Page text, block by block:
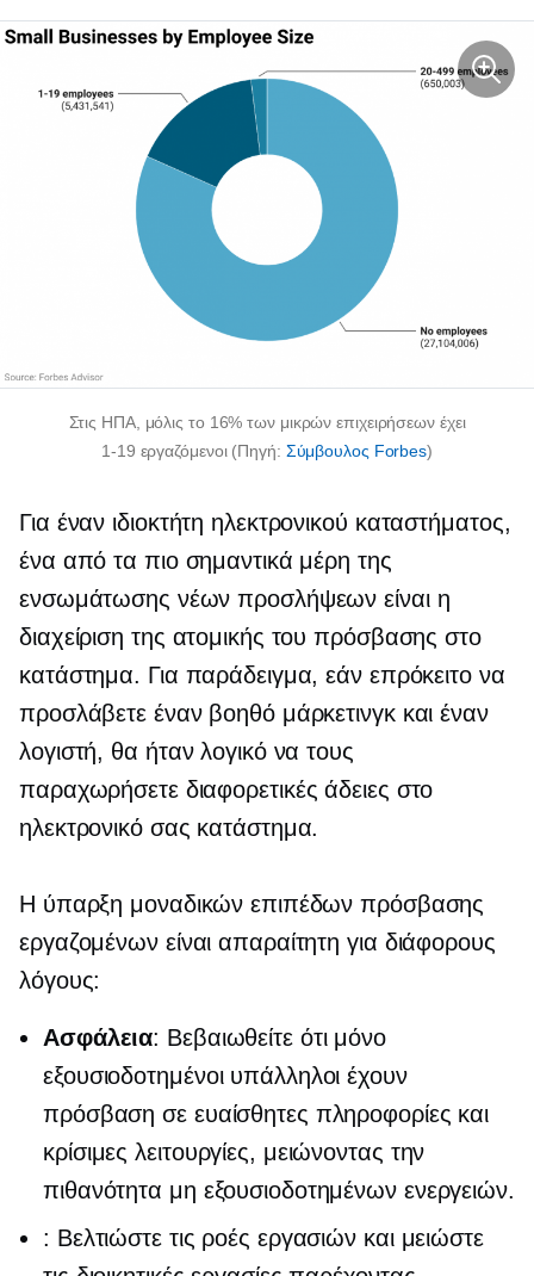
Στις ΗΠΑ, μόλις το 16% των μικρών επιχειρήσεων έχει
1-19 εργαζόμενοι (Πηγή: Σύμβουλος Forbes)
Για έναν ιδιοκτήτη ηλεκτρονικού καταστήματος,
ένα από τα πιο σημαντικά μέρη της
ενσωμάτωσης νέων προσλήψεων είναι η
διαχείριση της ατομικής του πρόσβασης στο
κατάστημα. Για παράδειγμα, εάν επρόκειτο να
προσλάβετε έναν βοηθό μάρκετινγκ και έναν
λογιστή, θα ήταν λογικό να τους
παραχωρήσετε διαφορετικές άδειες στο
ηλεκτρονικό σας κατάστημα.
Η ύπαρξη μοναδικών επιπέδων πρόσβασης
εργαζομένων είναι απαραίτητη για διάφορους
λόγους:
Ασφάλεια: Βεβαιωθείτε ότι μόνο
εξουσιοδοτημένοι υπάλληλοι έχουν
πρόσβαση σε ευαίσθητες πληροφορίες και
κρίσιμες λειτουργίες, μειώνοντας την
πιθανότητα μη εξουσιοδοτημένων ενεργειών.
: Βελτιώστε τις ροές εργασιών και μειώστε